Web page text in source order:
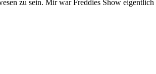
zu sein. Mir war Freddies Show